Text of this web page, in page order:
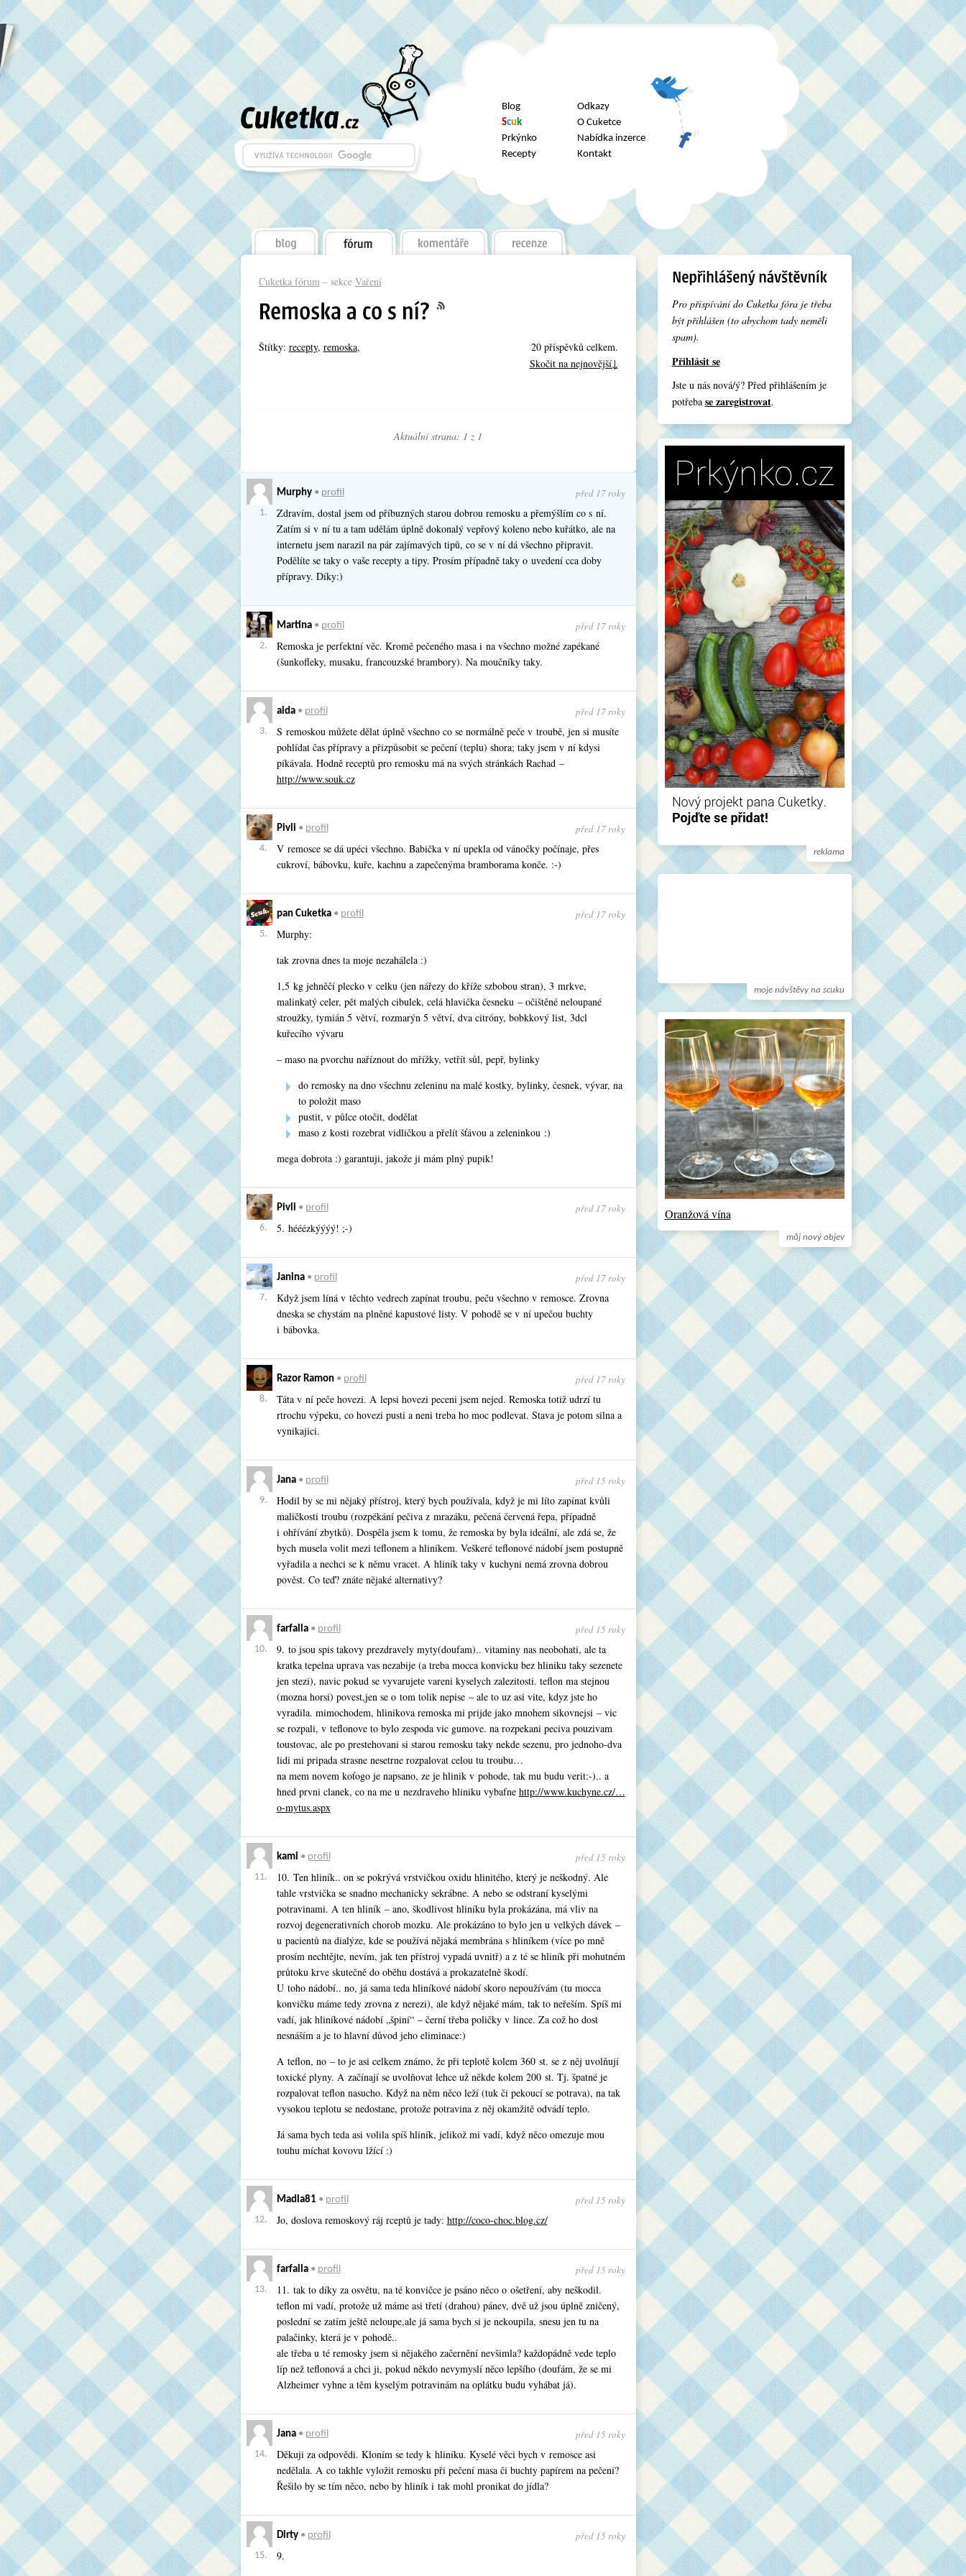
Blog
Scuk
Prkýnko
Recepty
Odkazy
O Cuketce
Nabídka inzerce
Kontakt
Cuketka fórum– sekce Vaření
Štítky: recepty, remoska,
20 příspěvků celkem.
Skočit na nejnovější↓
Aktuální strana: 1 z 1
1.
Murphy• profil před 17 roky
Zdravím, dostal jsem od příbuzných starou dobrou remosku a přemýšlím co s ní.
Zatím si v ní tu a tam udělám úplně dokonalý vepřový koleno nebo kuřátko, ale na
internetu jsem narazil na pár zajímavých tipů, co se v ní dá všechno připravit.
Podělíte se taky o vaše recepty a tipy. Prosím případně taky o uvedení cca doby
přípravy. Díky:)
2.
Martina• profil před 17 roky
Remoska je perfektní věc. Kromě pečeného masa i na všechno možné zapékané
(šunkofleky, musaku, francouzské brambory). Na moučníky taky.
3.
aida• profil před 17 roky
S remoskou můžete dělat úplně všechno co se normálně peče v troubě, jen si musíte
pohlídat čas přípravy a přizpůsobit se pečení (teplu) shora; taky jsem v ní kdysi
píkávala. Hodně receptů pro remosku má na svých stránkách Rachad –
http://www.souk.cz
4.
Pivli • profil před 17 roky
V remosce se dá upéci všechno. Babička v ní upekla od vánočky počínaje, přes
cukroví, bábovku, kuře, kachnu a zapečenýma bramborama konče. :-)
5.
pan Cuketka• profil před 17 roky
Murphy:
tak zrovna dnes ta moje nezahálela :)
1,5 kg jehněčí plecko v celku (jen nářezy do kříže szbobou stran), 3 mrkve,
malinkatý celer, pět malých cibulek, celá hlavička česneku – očištěné neloupané
stroužky, tymián 5 větví, rozmarýn 5 větví, dva citróny, bobkkový list, 3dcl
kuřecího vývaru
– maso na pvorchu naříznout do mřížky, vetřít sůl, pepř, bylinky
do remosky na dno všechnu zeleninu na malé kostky, bylinky, česnek, vývar, na
to položit maso
pustit, v půlce otočit, dodělat
maso z kosti rozebrat vidličkou a přelít šťávou a zeleninkou :)
mega dobrota :) garantuji, jakože ji mám plný pupik!
6.
Pivli • profil před 17 roky
5. hééézkýýýý! ;-)
7.
Janina• profil před 17 roky
Když jsem líná v těchto vedrech zapínat troubu, peču všechno v remosce. Zrovna
dneska se chystám na plněné kapustové listy. V pohodě se v ní upečou buchty
i bábovka.
8.
Razor Ramon• profil před 17 roky
Táta v ní peče hovezi. A lepsi hovezi peceni jsem nejed. Remoska totiž udrzí tu
rtrochu výpeku, co hovezi pusti a neni treba ho moc podlevat. Stava je potom silna a
vynikajici.
9.
Jana• profil před 15 roky
Hodil by se mi nějaký přístroj, který bych používala, když je mi líto zapínat kvůli
maličkosti troubu (rozpékání pečiva z mrazáku, pečená červená řepa, případně
i ohřívání zbytků). Dospěla jsem k tomu, že remoska by byla ideální, ale zdá se, že
bych musela volit mezi teflonem a hliníkem. Veškeré teflonové nádobí jsem postupně
vyřadila a nechci se k němu vracet. A hliník taky v kuchyni nemá zrovna dobrou
pověst. Co teď? znáte nějaké alternativy?
10.
farfalla• profil před 15 roky
9. to jsou spis takovy prezdravely myty(doufam).. vitaminy nas neobohati, ale ta
kratka tepelna uprava vas nezabije (a treba mocca konvicku bez hliniku taky sezenete
jen stezi), navic pokud se vyvarujete vareni kyselych zalezitosti. teflon ma stejnou
(mozna horsi) povest,jen se o tom tolik nepise – ale to uz asi vite, kdyz jste ho
vyradila. mimochodem, hlinikova remoska mi prijde jako mnohem sikovnejsi – vic
se rozpali, v teflonove to bylo zespoda vic gumove. na rozpekani peciva pouzivam
toustovac, ale po prestehovani si starou remosku taky nekde sezenu, pro jednoho-dva
lidi mi pripada strasne nesetrne rozpalovat celou tu troubu…
na mem novem koťogo je napsano, ze je hlinik v pohode, tak mu budu verit:-).. a
hned prvni clanek, co na me u nezdraveho hliniku vybafne http://www.kuchyne.cz/…
o-mytus.aspx
11.
kami • profil před 15 roky
10. Ten hliník.. on se pokrývá vrstvičkou oxidu hlinitého, který je neškodný. Ale
tahle vrstvička se snadno mechanicky sekrábne. A nebo se odstraní kyselými
potravinami. A ten hliník – ano, škodlivost hliníku byla prokázána, má vliv na
rozvoj degenerativních chorob mozku. Ale prokázáno to bylo jen u velkých dávek –
u pacientů na dialýze, kde se používá nějaká membrána s hliníkem (více po mně
prosím nechtějte, nevím, jak ten přístroj vypadá uvnitř) a z té se hliník při mohutném
průtoku krve skutečně do oběhu dostává a prokazatelně škodí.
U toho nádobí.. no, já sama teda hliníkové nádobí skoro nepoužívám (tu mocca
konvičku máme tedy zrovna z nerezi), ale když nějaké mám, tak to neřeším. Spíš mi
vadí, jak hliníkové nádobí „špiní“ – černí třeba poličky v lince. Za což ho dost
nesnáším a je to hlavní důvod jeho eliminace:)
A teflon, no – to je asi celkem známo, že při teplotě kolem 360 st. se z něj uvolňují
toxické plyny. A začínají se uvolňovat lehce už někde kolem 200 st. Tj. špatné je
rozpalovat teflon nasucho. Když na něm něco leží (tuk či pekoucí se potrava), na tak
vysokou teplotu se nedostane, protože potravina z něj okamžitě odvádí teplo.
Já sama bych teda asi volila spíš hliník, jelikož mi vadí, když něco omezuje mou
touhu míchat kovovu lžící :)
12.
Madla81 • profil před 15 roky
Jo, doslova remoskový ráj rceptů je tady: http://coco-choc.blog.cz/
13.
farfalla• profil před 15 roky
11. tak to díky za osvětu, na té konvičce je psáno něco o ošetření, aby neškodil.
teflon mi vadí, protože už máme asi třetí (drahou) pánev, dvě už jsou úplně zničený,
poslední se zatím ještě neloupe,ale já sama bych si je nekoupila, snesu jen tu na
palačinky, která je v pohodě..
ale třeba u té remosky jsem si nějakého začernění nevšimla? každopádně vede teplo
líp než teflonová a chci ji, pokud někdo nevymyslí něco lepšího (doufám, že se mi
Alzheimer vyhne a těm kyselým potravinám na oplátku budu vyhábat já).
14.
Jana• profil před 15 roky
Děkuji za odpovědi. Kloním se tedy k hliníku. Kyselé věci bych v remosce asi
nedělala. A co takhle vyložit remosku při pečení masa či buchty papírem na pečení?
Řešilo by se tím něco, nebo by hliník i tak mohl pronikat do jídla?
15.
Dirty• profil před 15 roky
9.
Pro přispívání do Cuketka fóra je třeba
být přihlášen (to abychom tady neměli
spam).
Přihlásit se
Jste u nás nová/ý? Před přihlášením je
potřeba se zaregistrovat.
reklama
moje návštěvy na scuku
můj nový objev
Oranžová vína